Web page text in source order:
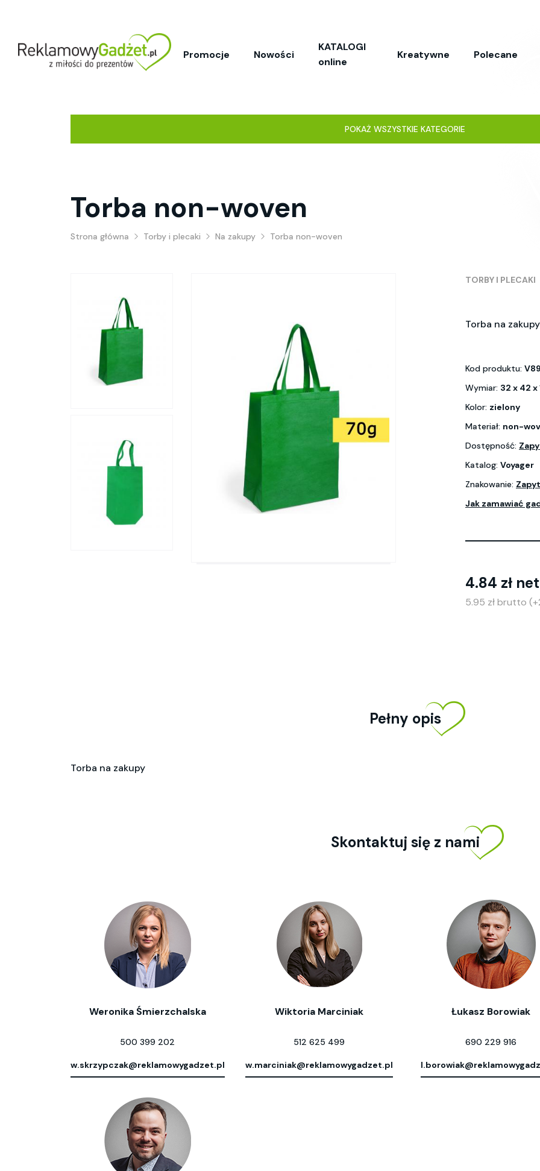
Promocje Nowości
KATALOGI
online
Kreatywne Polecane
POKAŻ WSZYSTKIE KATEGORIE
Torba non-woven
Strona główna Torby i plecaki Na zakupy Torba non-woven
TORBY I PLECAKI
Torba na zakupy
Kod produktu:
Wymiar: 32 x 42 x
Kolor: zielony
Materiał: non-
Dostępność:
Katalog: Voyager
Znakowanie:
Jak zamawiać
4.84 zł
5.95 zł brutto
Pełny opis
Torba na zakupy
Skontaktuj się z nami
Weronika Śmierzchalska
500 399 202
w.skrzypczak@reklamowygadzet.pl
Wiktoria Marciniak
512 625 499
w.marciniak@reklamowygadzet.pl
Łukasz Borowiak
690 229 916